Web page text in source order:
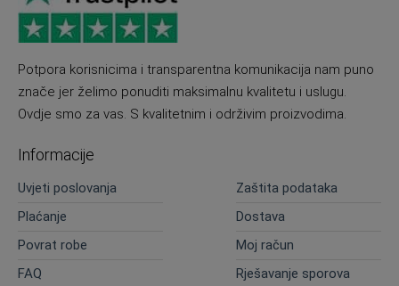
Potpora korisnicima i transparentna komunikacija nam puno
znače jer želimo ponuditi maksimalnu kvalitetu i uslugu.
Ovdje smo za vas. S kvalitetnim i održivim proizvodima.
Informacije
Uvjeti poslovanja
Zaštita podataka
Plaćanje
Dostava
Povrat robe
Moj račun
FAQ
Rješavanje sporova